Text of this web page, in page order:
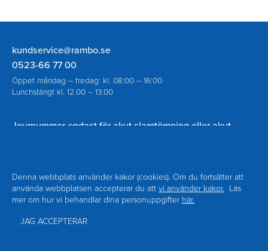
Denna webbplats använder kakor (cookies). Om du fortsätter att
använda webbplatsen accepterar du att vi använder kakor. Läs
mer om hur vi behandlar dina personuppgifter här.
JAG ACCEPTERAR
Rambo
AB
kundservice@rambo.se
0523-66 77 00
Öppet måndag – fredag: kl. 08:00 – 16:00
Lunchstängt kl. 12.00 – 13:00
Journummer endast för akut slamtömning eller akut
Sidfot
Kontakt
Nyheter